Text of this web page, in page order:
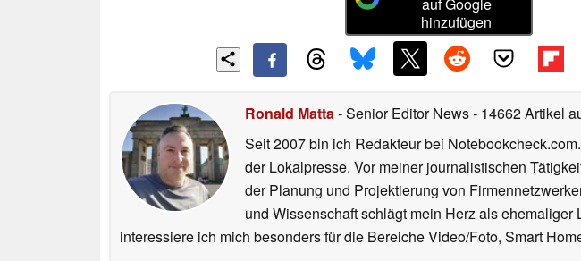
auf Google
hinzufügen
Ronald Matta- Senior Editor News- 14662 Artikel
Seit 2007 bin ich Redakteur bei
der Lokalpresse. Vor meiner journalistischen
der Planung und Projektierung von
und Wissenschaft schlägt mein Herz als
interessiere ich mich besonders für die Bereiche Video/Foto, Smart